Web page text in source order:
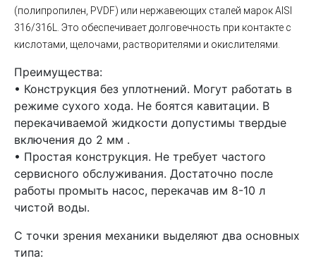
(полипропилен, PVDF) или нержавеющих сталей марок AISI
316/316L. Это обеспечивает долговечность при контакте с
кислотами, щелочами, растворителями и окислителями.
Преимущества:
• Конструкция без уплотнений. Могут работать в
режиме сухого хода. Не боятся кавитации. В
перекачиваемой жидкости допустимы твердые
включения до 2 мм .
• Простая конструкция. Не требует частого
сервисного обслуживания. Достаточно после
работы промыть насос, перекачав им 8-10 л
чистой воды.
С точки зрения механики выделяют два основных
типа: